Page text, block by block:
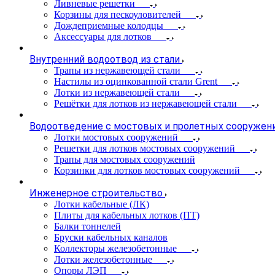
Ливневые решетки
Корзины для пескоуловителей
Дождеприемные колодцы
Аксессуары для лотков
Внутренний водоотвод из стали
Трапы из нержавеющей стали
Настилы из оцинкованной стали Grent
Лотки из нержавеющей стали
Решётки для лотков из нержавеющей стали
Водоотведение с мостовых и пролетных
Лотки мостовых сооружений
Решетки для лотков мостовых сооружений
Трапы для мостовых сооружений
Корзинки для лотков мостовых сооружений
Инженерное строительство
Лотки кабельные (ЛК)
Плиты для кабельных лотков (ПТ)
Балки тоннелей
Бруски кабельных каналов
Коллекторы железобетонные
Лотки железобетонные
Опоры ЛЭП